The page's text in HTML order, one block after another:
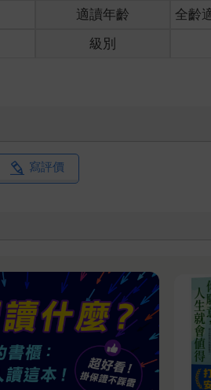
適讀年齡
全齡
級別
寫評價